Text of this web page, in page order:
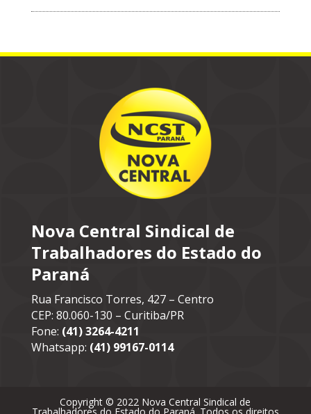
Nova Central Sindical de
Trabalhadores do Estado do
Paraná
Rua Francisco Torres, 427 – Centro
CEP: 80.060-130 – Curitiba/PR
Fone: (41) 3264-4211
Whatsapp: (41) 99167-0114
Copyright © 2022 Nova Central Sindical de